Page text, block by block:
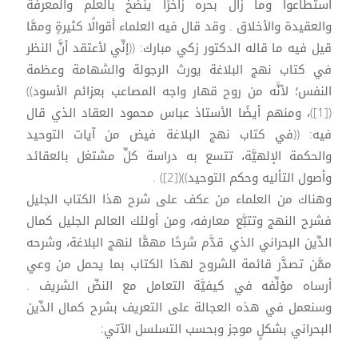
استطاعوا وما زال بحره زاخرًا ينضخ بالعلم والمعرفة
والعقيدة والأخلاق . وقد قال فيه العلماء أقوالًا كثيرةٍ وممَّا
قيل فيه ما قاله الدكتور زكي مبارك: ((إنِّي لأعتقد أنَّ النظر
في كتاب نهج البلاغة يورث الرجولة والشهامة وعظمة
النفس؛ لأنَّه من روح قهار واجه المصاعب بعزائم الأسود))
([1])، ومنهم أيضًا الأستاذ عباس محمود العقاد الذي قال
فيه: ((في كتاب نهج البلاغة فيض من آيات التوحيد
والحكمة الإلهيَّة، تتسع به دراسة كلِّ مشتغل بالعقائد
وأصول التأليه وحكم التوحيد))([2]) .
وهناك من العلماء من عكف على شرح هذا الكتاب الجليل
فشرح النهج وتتبَّع معارفه، ومن أولئك العالم الجليل كمال
الدِّين البحراني الذي قدَّم شرحًا مهمًّا لنهج البلاغة، وشرحه
ممَّن تصدَّر قائمة الشروح لهذا الكتاب بما يحمل من وعي
أرساه مؤلِّفه في كيفيَّة التعامل مع النصِّ الشريف .
وسنعمل في هذه العجالة على التعريف بشرح كمال الدِّين
البحراني بشكلٍ موجز وبحسب التسلسل الآتي: